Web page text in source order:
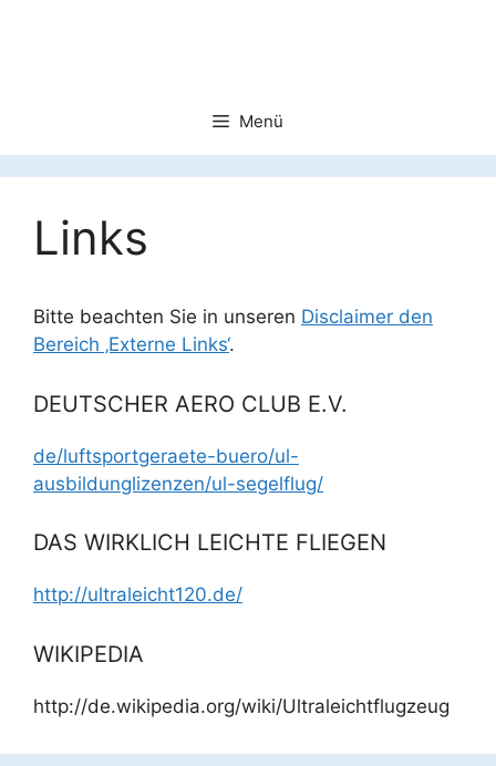
Menü
Links
Bitte beachten Sie in unseren Disclaimer den
Bereich ‚Externe Links‘.
DEUTSCHER AERO CLUB E.V.
de/luftsportgeraete-buero/ul-
ausbildunglizenzen/ul-segelflug/
DAS WIRKLICH LEICHTE FLIEGEN
http://ultraleicht120.de/
WIKIPEDIA
http://de.wikipedia.org/wiki/Ultraleichtflugzeug